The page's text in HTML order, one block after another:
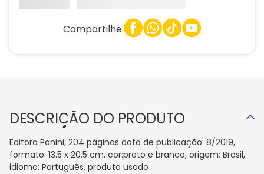
Compartilhe:
DESCRIÇÃO DO PRODUTO
Editora Panini, 204 páginas data de publicação: 8/2019,
formato: 13.5 x 20.5 cm, cor:preto e branco, origem: Brasil,
idioma: Português, produto usado